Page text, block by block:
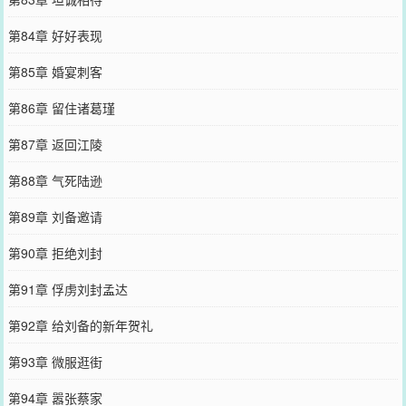
第84章 好好表现
第85章 婚宴刺客
第86章 留住诸葛瑾
第87章 返回江陵
第88章 气死陆逊
第89章 刘备邀请
第90章 拒绝刘封
第91章 俘虏刘封孟达
第92章 给刘备的新年贺礼
第93章 微服逛街
第94章 嚣张蔡家